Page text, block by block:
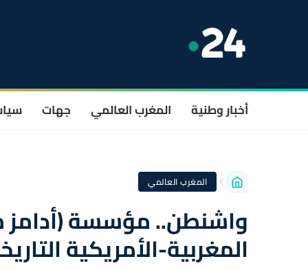
أخبار وطنية المغرب العالمي جهات
المغرب العالمي
واشنطن.. مؤسسة (أدامز
المغربية-الأمريكية